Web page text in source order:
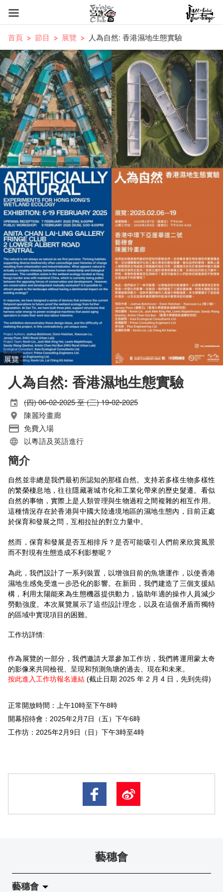
首頁 節目 展覽 人為自然: 香港濕地生態實驗
展覽
人為自然: 香港濕地生態實驗
(四) 06-02-2025 至 (三) 19-02-2025
陳麗玲畫廊
免費入場
以粵語及英語進行
簡介
自然並非總是我們最初所認知的那樣自然。支持若多樣生物多樣性
的繁榮棲息地，往往隱藏著城市化和工業化帶來的歷史髮遷。看似
自然的事物，實際上是人類管理與生物過程之間複雜的相互作用。
這種情況存在於香港與中國大陸邊境地區的濕地生態內，目前正處
於保育和發展之問，互相拉扯的對立力量中。
然而，保育和發展是否互相排斥？是否可能吸引人們前來欣賞風景
而不對現有生態造成不利影整呢？
為此，我們設計了一系列裝置，以增強目前的魚塘運作，以使香港
濕地生感免受進一步恐化的影響。在新田，我們建造了三個支援結
構，利用太陽能來為生態機器提供動力，協助年適的操作人員減少
勞動強度。本次展覽展示了這些設計理念，以及在這個矛盾而獨特
的區域中實現項目的困難。
工作坊詳情:
作為展覽的一部分，我們邀請大眾參加工作坊，我們將運用蒙太奇
的影像來共同檢視、呈現和預測魚塘的過去、現在和未來。
按此進入工作坊報名連結 (截止日期 2025 年 2 月 4 日，先到先得)
正常開放時間：上午10時至下午8時
開幕招待會：2025年2月7日（五）下午6時
工作坊：2025年2月9日（日）下午3時至4時
藝穗會
藝穗會